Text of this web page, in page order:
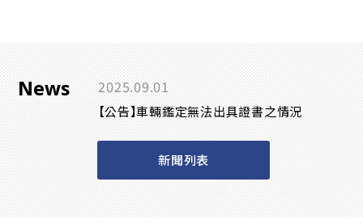
News 2025.09.01
【公告】車輛鑑定無法出具證書之情況
新聞列表